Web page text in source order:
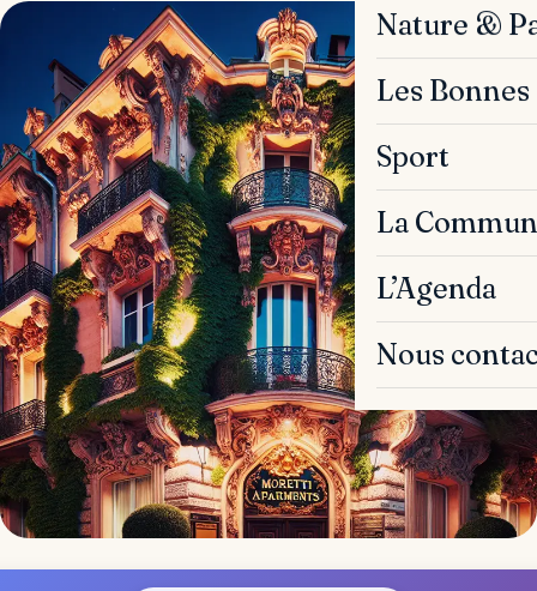
Nature &
Les
Sport
La
L’Agenda
Nous